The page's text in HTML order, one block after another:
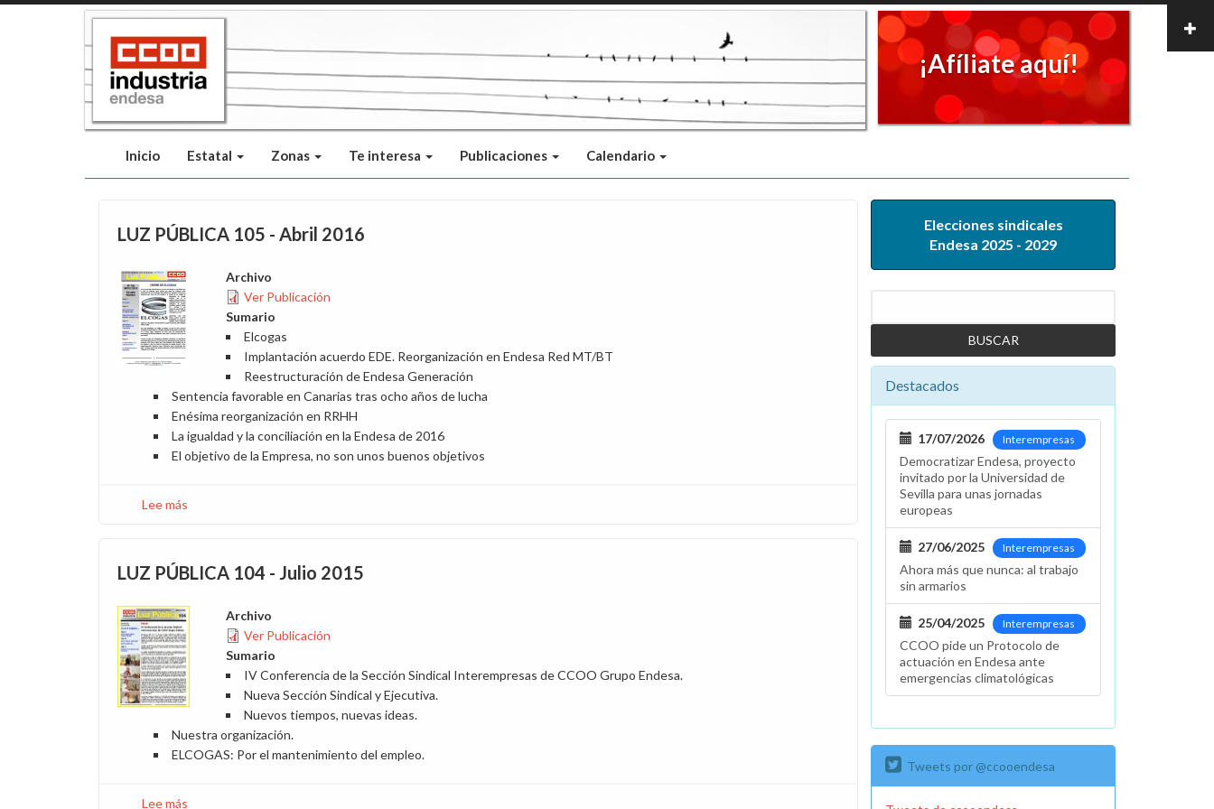
¡Afíliate aquí!
Inicio Estatal Zonas Te interesa Publicaciones Calendario
LUZ PÚBLICA 105 - Abril 2016
Archivo
Ver Publicación
Sumario
Elcogas
Implantación acuerdo EDE. Reorganización en Endesa Red MT/BT
Reestructuración de Endesa Generación
Sentencia favorable en Canarias tras ocho años de lucha
Enésima reorganización en RRHH
La igualdad y la conciliación en la Endesa de 2016
El objetivo de la Empresa, no son unos buenos objetivos
Lee más
105
-
Abril
LUZ PÚBLICA 104 - Julio 2015
Archivo
Ver Publicación
Sumario
IV Conferencia de la Sección Sindical Interempresas de CCOO Grupo Endesa.
Nueva Sección Sindical y Ejecutiva.
Nuevos tiempos, nuevas ideas.
Nuestra organización.
ELCOGAS: Por el mantenimiento del empleo.
Lee más
Elecciones sindicales
Endesa 2025 - 2029
Destacados
Interempresas
17/07/2026
Democratizar Endesa, proyecto
invitado por la Universidad de
Sevilla para unas jornadas
europeas
Interempresas
27/06/2025
Ahora más que nunca: al trabajo
sin armarios
Interempresas
25/04/2025
CCOO pide un Protocolo de
actuación en Endesa ante
emergencias climatológicas
Tweets por @ccooendesa